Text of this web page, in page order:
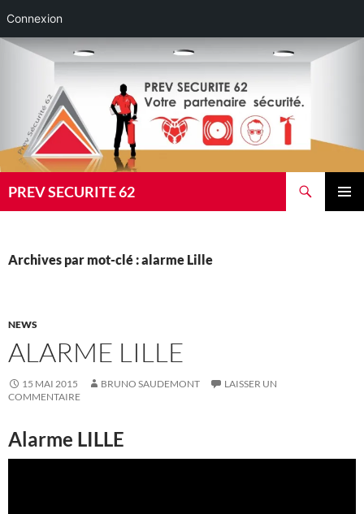
Connexion
Aller
PREV SECURITE 62
Archives par mot-clé : alarme Lille
NEWS
ALARME LILLE
15 MAI 2015 BRUNO SAUDEMONT
LAISSER UN
COMMENTAIRE
Alarme LILLE